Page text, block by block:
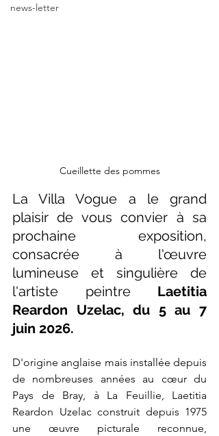
news-letter
Cueillette des pommes
La Villa Vogue a le grand
plaisir de vous convier à sa
prochaine exposition,
consacrée à l'œuvre
lumineuse et singulière de
l'artiste peintre Laetitia
Reardon Uzelac, du 5 au 7
juin 2026.
D'origine anglaise mais installée depuis
de nombreuses années au cœur du
Pays de Bray, à La Feuillie, Laetitia
Reardon Uzelac construit depuis 1975
une œuvre picturale reconnue,